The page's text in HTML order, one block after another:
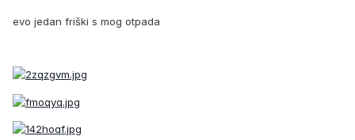
evo jedan friški s mog otpada